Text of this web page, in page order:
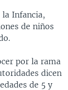
la Infancia,
de niños
por la rama
dicen
de 5 y